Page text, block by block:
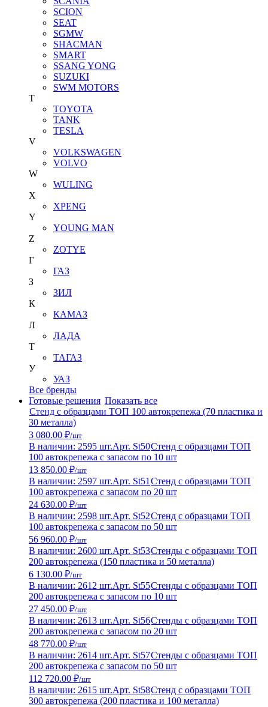
SCION
SEAT
SGMW
SHACMAN
SMART
SSANG YONG
SUZUKI
SWM MOTORS
T
TOYOTA
TANK
TESLA
V
VOLKSWAGEN
VOLVO
W
WULING
X
XPENG
Y
YOUNG MAN
Z
ZOTYE
Г
ГАЗ
З
ЗИЛ
К
КАМАЗ
Л
ЛАДА
Т
ТАГАЗ
У
УАЗ
Все бренды
Готовые решения Показать все
Стенд с образцами ТОП 100 автокрепежа (70 пластика и
30 металла)
3 080.00 ₽/шт
В наличии: 2595 шт.Арт. St50Стенд с образцами ТОП
100 автокрепежа с запасом по 10 шт
13 850.00 ₽/шт
В наличии: 2597 шт.Арт. St51 Стенд с образцами ТОП
100 автокрепежа с запасом по 20 шт
24 630.00 ₽/шт
В наличии: 2598 шт.Арт. St52Стенд с образцами ТОП
100 автокрепежа с запасом по 50 шт
56 960.00 ₽/шт
В наличии: 2600 шт.Арт. St53Стенды с образцами ТОП
200 автокрепежа (150 пластика и 50 металла)
6 130.00 ₽/шт
В наличии: 2612 шт.Арт. St55Стенды с образцами ТОП
200 автокрепежа с запасом по 10 шт
27 450.00 ₽/шт
В наличии: 2613 шт.Арт. St56Стенды с образцами ТОП
200 автокрепежа с запасом по 20 шт
48 770.00 ₽/шт
В наличии: 2614 шт.Арт. St57Стенды с образцами ТОП
200 автокрепежа с запасом по 50 шт
112 720.00 ₽/шт
В наличии: 2615 шт.Арт. St58Стенд с образцами ТОП
300 автокрепежа (200 пластика и 100 металла)